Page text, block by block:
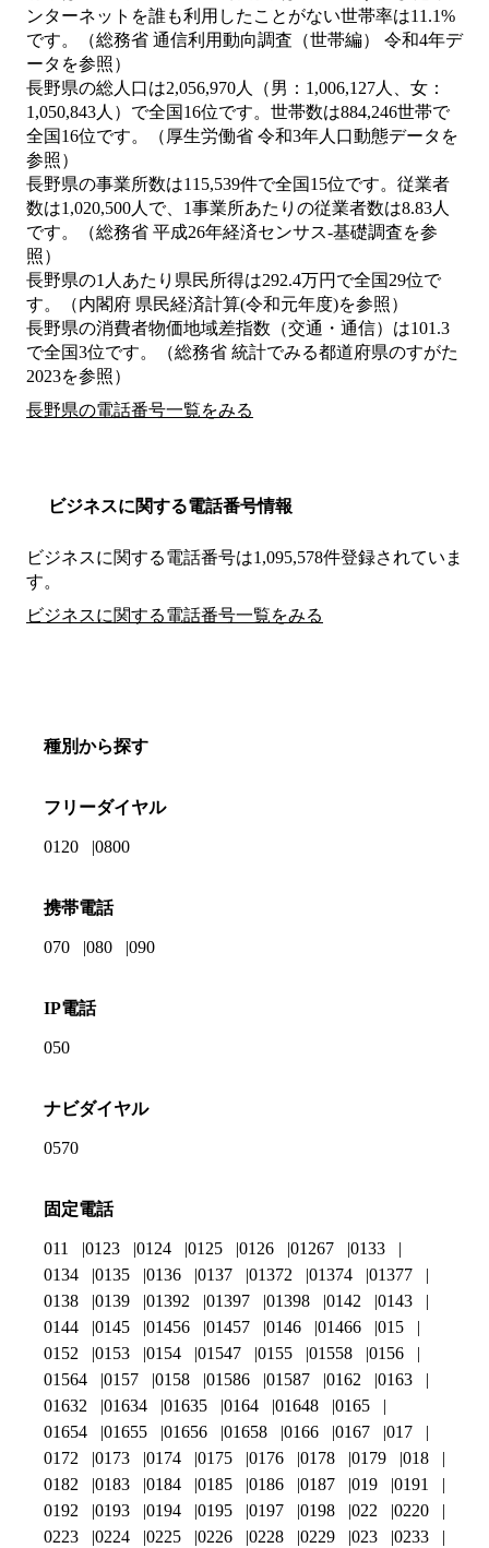
ンターネットを誰も利用したことがない世帯率は11.1%
です。（総務省 通信利用動向調査（世帯編） 令和4年デ
ータを参照）
長野県の総人口は2,056,970人（男：1,006,127人、女：
1,050,843人）で全国16位です。世帯数は884,246世帯で
全国16位です。（厚生労働省 令和3年人口動態データを
参照）
長野県の事業所数は115,539件で全国15位です。従業者
数は1,020,500人で、1事業所あたりの従業者数は8.83人
です。（総務省 平成26年経済センサス‐基礎調査を参
照）
長野県の1人あたり県民所得は292.4万円で全国29位で
す。（内閣府 県民経済計算(令和元年度)を参照）
長野県の消費者物価地域差指数（交通・通信）は101.3
で全国3位です。（総務省 統計でみる都道府県のすがた
2023を参照）
長野県の電話番号一覧をみる
ビジネスに関する電話番号情報
ビジネスに関する電話番号は1,095,578件登録されていま
す。
ビジネスに関する電話番号一覧をみる
種別から探す
フリーダイヤル
0120 0800
携帯電話
070 080 090
IP電話
050
ナビダイヤル
0570
固定電話
011 0123 0124 0125 0126 01267
0133
0134
0135 0136 0137 01372 01374
01377
0138
0139 01392 01397 01398 0142
0143
0144
0145 01456 01457 0146 01466
015
0152
0153 0154 01547 0155 01558
0156
01564
0157 0158 01586 01587 0162
0163
01632
01634 01635 0164 01648
0165
01654
01655 01656 01658 0166 0167
017
0172
0173 0174 0175 0176 0178 0179
018
0182
0183 0184 0185 0186 0187 019
0191
0192
0193 0194 0195 0197 0198 022
0220
0223
0224 0225 0226 0228 0229 023 0233